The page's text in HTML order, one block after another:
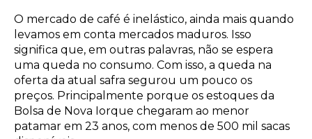
O mercado de café é inelástico, ainda mais quando
levamos em conta mercados maduros. Isso
significa que, em outras palavras, não se espera
uma queda no consumo. Com isso, a queda na
oferta da atual safra segurou um pouco os
preços. Principalmente porque os estoques da
Bolsa de Nova Iorque chegaram ao menor
patamar em 23 anos, com menos de 500 mil sacas